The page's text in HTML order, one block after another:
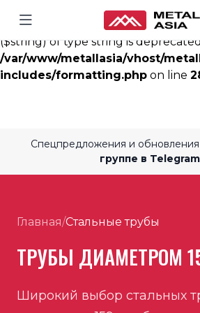
Deprecated
: rtrim(): Passing null
($string) of type string is
/var/www/metallasia/vhost/
includes/formatting.php on line
Спецпредложения и
группе в
Главная/Стальные трубы
ТРУБЫ ДИАМЕТРОМ
Широкий выбор стальных